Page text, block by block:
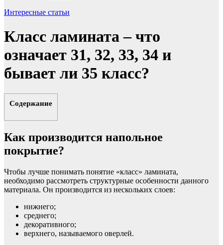
Интересные статьи
Класс ламината – что
означает 31, 32, 33, 34 и
бывает ли 35 класс?
Содержание
Как производится напольное
покрытие?
Чтобы лучше понимать понятие «класс» ламината,
необходимо рассмотреть структурные особенности данного
материала. Он производится из нескольких слоев:
нижнего;
среднего;
декоративного;
верхнего, называемого оверлей.